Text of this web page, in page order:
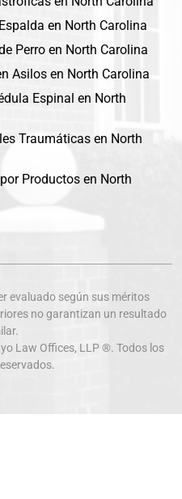
en North Carolina
Perro en North Carolina
Asilos en North Carolina
Espinal en North
Traumáticas en North
Productos en North
evaluado según sus méritos
no garantizan un resultado
Law Offices, LLP ®. Todos los